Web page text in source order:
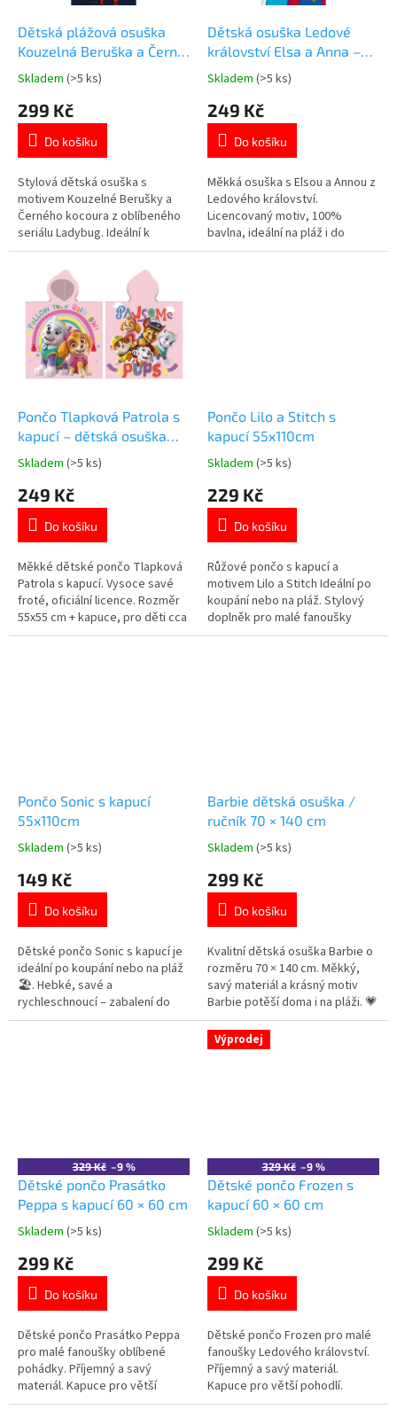
Dětská plážová osuška
Kouzelná Beruška a Černý
kocour 70×140 cm
Průměrné
produktu
5,0
5
hvězdiček.
Skladem (>5 ks)
299 Kč
Do košíku
Stylová dětská osuška s
motivem Kouzelné Berušky a
Černého kocoura z oblíbeného
seriálu Ladybug. Ideální k
bazénu, na pláž i na doma. Vice
produktů s
motivem 👉 KOUZELNÉ
BERUŠKY
Dětská osuška Ledové
království Elsa a Anna –
70 × 140 cm, 100% bavlna
Průměrné
produktu
5,0
5
hvězdiček.
Skladem (>5 ks)
249 Kč
Do košíku
Měkká osuška s Elsou a Annou z
Ledového království.
Licencovaný motiv, 100%
bavlna, ideální na pláž i do
koupelny. Více produktů s
Pončo Tlapková Patrola s
kapucí – dětská osuška
Skye & Everest
Průměrné
produktu
5,0
5
hvězdiček.
Skladem (>5 ks)
249 Kč
Do košíku
Měkké dětské pončo Tlapková
Patrola s kapucí. Vysoce savé
froté, oficiální licence. Rozměr
55x55 cm + kapuce, pro děti cca
3–6 let. Více produktů s
Pončo Lilo a Stitch s
kapucí 55x110cm
Průměrné
produktu
5,0
5
hvězdiček.
Skladem (>5 ks)
229 Kč
Do košíku
Růžové pončo s kapucí a
motivem Lilo a Stitch Ideální po
koupání nebo na pláž. Stylový
doplněk pro malé fanoušky
Disney! Další produkty s
Pončo Sonic s kapucí
55x110cm
Průměrné
produktu
5,0
5
hvězdiček.
Skladem (>5 ks)
149 Kč
Do košíku
Dětské pončo Sonic s kapucí je
ideální po koupání nebo na pláž
🏖️. Hebké, savé a
rychleschnoucí – zabalení do
pohodlí nikdy nebylo stylovější!
Barbie dětská osuška /
ručník 70 × 140 cm
Průměrné
produktu
5,0
5
hvězdiček.
Skladem (>5 ks)
299 Kč
Do košíku
Kvalitní dětská osuška Barbie o
rozměru 70 × 140 cm. Měkký,
savý materiál a krásný motiv
Barbie potěší doma i na pláži. 💗
Více produktů s
motivem 👉 BARBIE
329 Kč –9 %
Dětské pončo Prasátko
Peppa s kapucí 60 × 60 cm
Průměrné
produktu
5,0
5
hvězdiček.
Skladem (>5 ks)
299 Kč
Do košíku
Dětské pončo Prasátko Peppa
pro malé fanoušky oblíbené
pohádky. Příjemný a savý
materiál. Kapuce pro větší
pohodlí. Rozměr: 60 × 120 cm (v
Výprodej
329 Kč –9 %
Dětské pončo Frozen s
kapucí 60 × 60 cm
Průměrné
produktu
5,0
5
hvězdiček.
Skladem (>5 ks)
299 Kč
Do košíku
Dětské pončo Frozen pro malé
fanoušky Ledového království.
Příjemný a savý materiál.
Kapuce pro větší pohodlí.
Rozměr ve složeném stavu: 60 ×